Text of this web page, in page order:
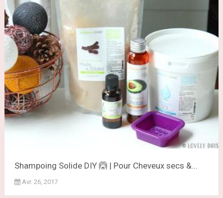
Shampoing Solide DIY 🙆 | Pour Cheveux secs &...
Avr. 26, 2017